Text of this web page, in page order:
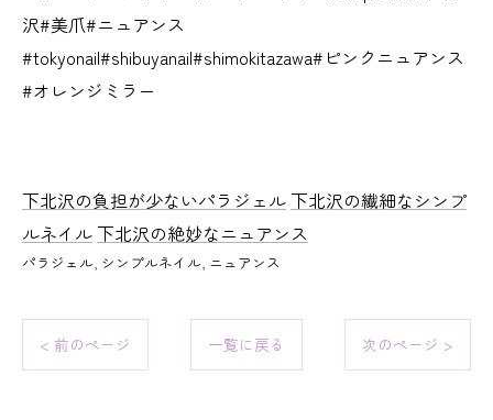
沢#美爪#ニュアンス
#tokyonail#shibuyanail#shimokitazawa#ピンクニュアンス
#オレンジミラー
下北沢の負担が少ないパラジェル下北沢の繊細なシンプ
ルネイル下北沢の絶妙なニュアンス
パラジェル シンプルネイル ニュアンス
< 前のページ 一覧に戻る 次のページ >